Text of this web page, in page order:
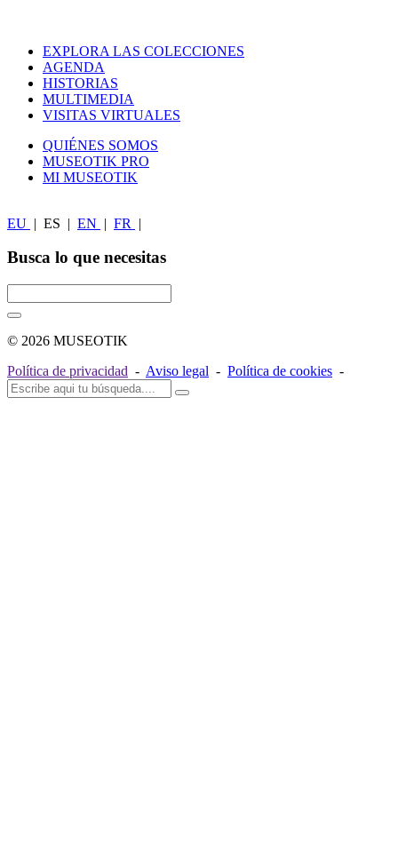
EXPLORA LAS COLECCIONES
AGENDA
HISTORIAS
MULTIMEDIA
VISITAS VIRTUALES
QUIÉNES SOMOS
MUSEOTIK PRO
MI MUSEOTIK
EU | ES | EN | FR |
Busca lo que necesitas
© 2026 MUSEOTIK
Política de privacidad - Aviso legal - Política de cookies -